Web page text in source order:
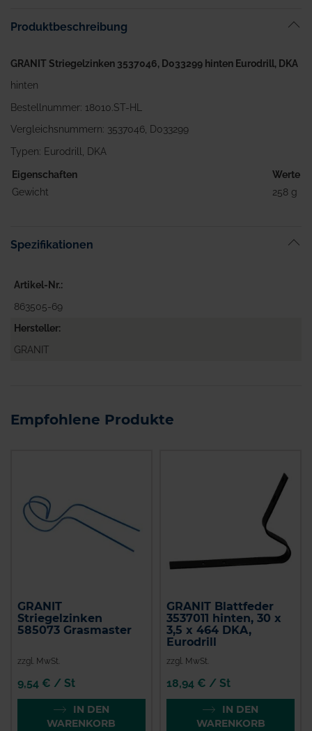
springen
Produktbeschreibung
GRANIT Striegelzinken 3537046, D033299 hinten Eurodrill, DKA
hinten
Bestellnummer: 18010.ST-HL
Vergleichsnummern: 3537046, D033299
Typen: Eurodrill, DKA
Eigenschaften
Werte
Gewicht
258 g
Spezifikationen
Artikel-Nr.
863505-69
Hersteller
GRANIT
Empfohlene Produkte
GRANIT
Striegelzinken
585073 Grasmaster
zzgl. MwSt.
9,54 € / St
IN DEN
WARENKORB
GRANIT Blattfeder
3537011 hinten, 30 x
3,5 x 464 DKA,
Eurodrill
zzgl. MwSt.
18,94 € / St
IN DEN
WARENKORB